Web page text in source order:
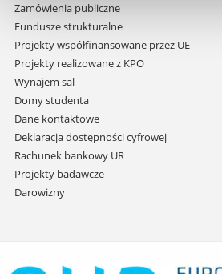
Zamówienia publiczne
Fundusze strukturalne
Projekty współfinansowane przez UE
Projekty realizowane z KPO
Wynajem sal
Domy studenta
Dane kontaktowe
Deklaracja dostępności cyfrowej
Rachunek bankowy UR
Projekty badawcze
Darowizny